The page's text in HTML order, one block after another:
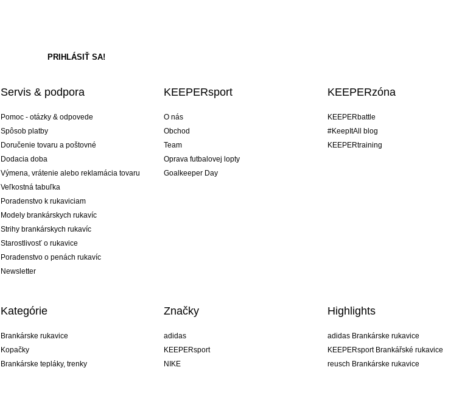
Servis & podpora
Pomoc - otázky & odpovede
Spôsob platby
Doručenie tovaru a poštovné
Dodacia doba
Výmena, vrátenie alebo reklamácia tovaru
Veľkostná tabuľka
Poradenstvo k rukaviciam
Modely brankárskych rukavíc
Strihy brankárskych rukavíc
Starostlivosť o rukavice
Poradenstvo o penách rukavíc
Newsletter
KEEPERsport
O nás
Obchod
Team
Oprava futbalovej lopty
Goalkeeper Day
KEEPERzóna
KEEPERbattle
#KeepItAll blog
KEEPERtraining
Kategórie
Brankárske rukavice
Kopačky
Brankárske tepláky, trenky
Značky
adidas
KEEPERsport
NIKE
Highlights
adidas Brankárske rukavice
KEEPERsport Brankářské rukavice
reusch Brankárske rukavice